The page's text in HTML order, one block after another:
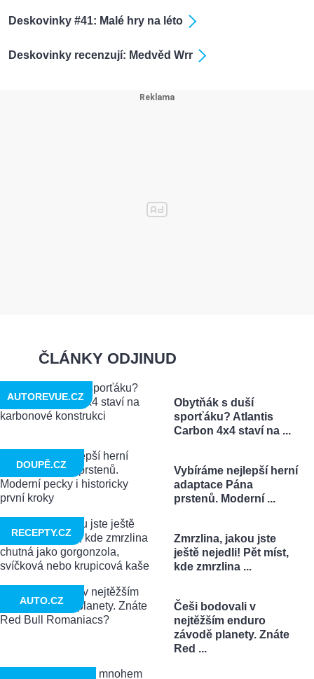
Deskovinky #41: Malé hry na léto
Deskovinky recenzují: Medvěd Wrr
ČLÁNKY ODJINUD
Obytňák s duší
sporťáku? Atlantis
Carbon 4x4 staví na ...
AUTOREVUE.CZ
Vybíráme nejlepší herní
adaptace Pána
prstenů. Moderní ...
DOUPĚ.CZ
Zmrzlina, jakou jste
ještě nejedli! Pět míst,
kde zmrzlina ...
RECEPTY.CZ
Češi bodovali v
nejtěžším enduro
závodě planety. Znáte
Red ...
AUTO.CZ